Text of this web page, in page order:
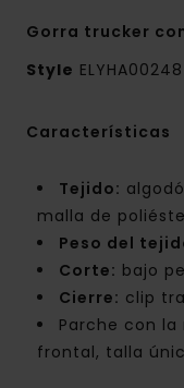
Gorra trucker
Style ELYHA00248
Características
Tejido:
malla de
Peso del
Corte: bajo
Cierre: clip
Parche con
frontal, talla